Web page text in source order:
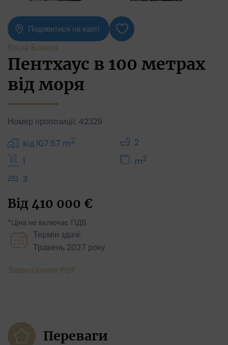
Подивитися на карті
Коста Бланка
Пентхаус в 100 метрах
від моря
Номер пропозиції: 42329
від 107.57 m2
1
3
2
m2
Від 410 000 €
*Ціна не включає ПДВ
Термін здачі:
Травень 2027 року
Завантажити PDF
Переваги